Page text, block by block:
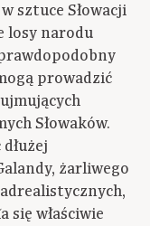
sztuce Słowacji
losy narodu
prowadzić
Słowaków.
żarliwego
się właściwie